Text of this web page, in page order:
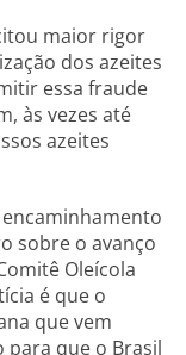
maior rigor
dos azeites
essa fraude
às vezes até
azeites
sobre o avanço
Oleícola
é que o
que vem
para que o Brasil